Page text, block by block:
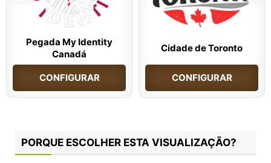
Pegada My Identity
Canadá
CONFIGURAR
Cidade de Toronto
CONFIGURAR
PORQUE ESCOLHER ESTA VISUALIZAÇÃO?